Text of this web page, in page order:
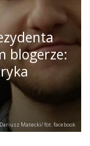
blogerze:
Matecki/ fot. facebook